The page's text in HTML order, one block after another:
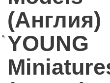
(Англия)
YOUNG